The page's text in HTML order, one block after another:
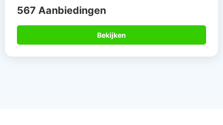
567 Aanbiedingen
Bekijken